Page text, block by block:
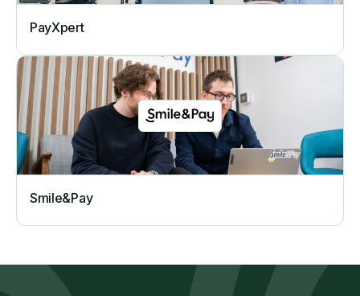
PayXpert
Smile&Pay